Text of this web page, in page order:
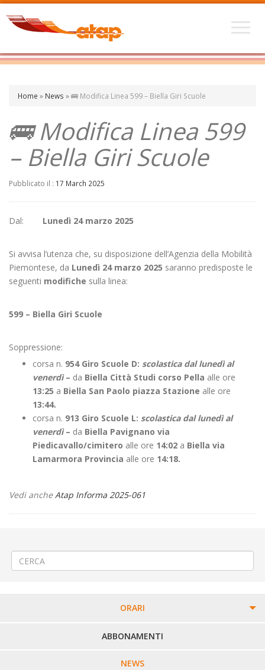
Home » News »🚌 Modifica Linea 599 – Biella Giri Scuole
🚌 Modifica Linea 599
– Biella Giri Scuole
Pubblicato il : 17 March 2025
Dal: Lunedì 24 marzo 2025
Si avvisa l’utenza che, su disposizione dell’Agenzia della Mobilità
Piemontese, da Lunedì 24 marzo 2025 saranno predisposte le
seguenti modifiche sulla linea:
599 – Biella Giri Scuole
Soppressione:
corsa n. 954 Giro Scuole D: scolastica dal lunedì al
venerdì– da Biella Città Studi corso Pella alle ore
13:25 a Biella San Paolo piazza Stazione alle ore
13:44.
corsa n. 913 Giro Scuole L: scolastica dal lunedì al
venerdì– da Biella Pavignano via
Piedicavallo/cimitero alle ore 14:02 a Biella via
Lamarmora Provincia alle ore 14:18.
Vedi ancheAtap Informa 2025-061
ORARI
PERCORSI URBANI IN BIELLA
LINEE URBANE VERCELLI
ABBONAMENTI
NEWS